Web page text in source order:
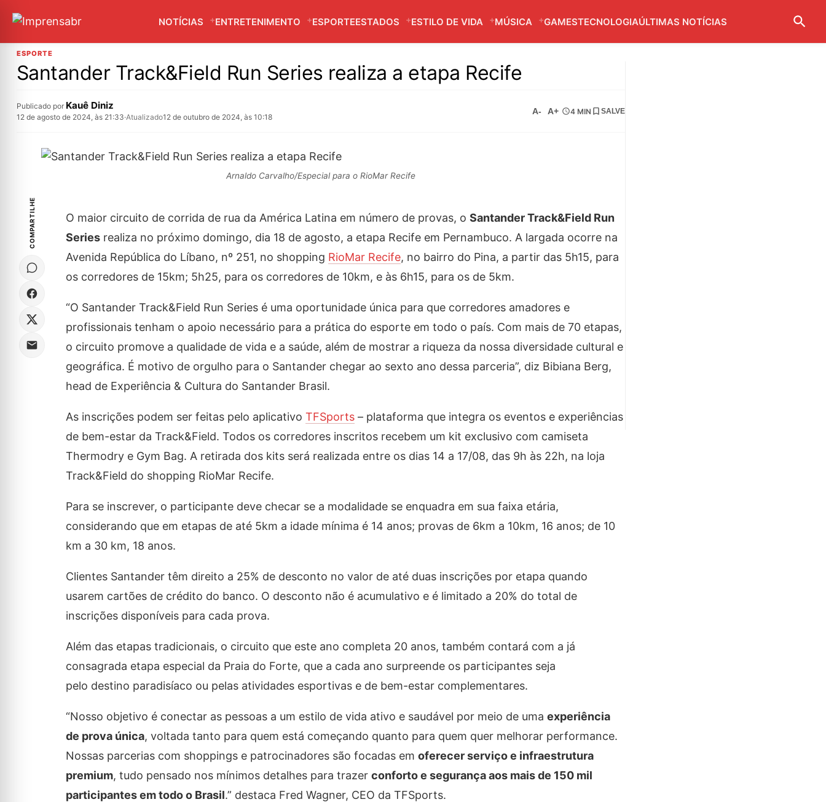
NOTÍCIAS ENTRETENIMENTO ESPORTEESTADOS ESTILO DE VIDA MÚSICA GAMESTECNOLOGIAÚLTIMAS NOTÍCIAS
ESPORTE
Santander Track&Field Run Series realiza a etapa Recife
Publicado por Kauê Diniz
12 de agosto de 2024, às 21:33·Atualizado12 de outubro de 2024, às 10:18
A- A+ 4 MIN SALVE
Arnaldo Carvalho/Especial para o RioMar Recife
COMPARTILHE O maior circuito de corrida de rua da América Latina em número de provas, o Santander Track&Field Run
Seriesrealiza no próximo domingo, dia 18 de agosto, a etapa Recife em Pernambuco. A largada ocorre na
Avenida República do Líbano, nº 251, no shopping RioMar Recife, no bairro do Pina, a partir das 5h15, para
os corredores de 15km; 5h25, para os corredores de 10km, e às 6h15, para os de 5km.
“O Santander Track&Field Run Series é uma oportunidade única para que corredores amadores e
profissionais tenham o apoio necessário para a prática do esporte em todo o país. Com mais de 70 etapas,
o circuito promove a qualidade de vida e a saúde, além de mostrar a riqueza da nossa diversidade cultural e
geográfica. É motivo de orgulho para o Santander chegar ao sexto ano dessa parceria”, diz Bibiana Berg,
head de Experiência & Cultura do Santander Brasil.
As inscrições podem ser feitas pelo aplicativo TFSports– plataforma que integra os eventos e experiências
de bem-estar da Track&Field. Todos os corredores inscritos recebem um kit exclusivo com camiseta
Thermodry e Gym Bag. A retirada dos kits será realizada entre os dias 14 a 17/08, das 9h às 22h, na loja
Track&Field do shopping RioMar Recife.
Para se inscrever, o participante deve checar se a modalidade se enquadra em sua faixa etária,
considerando que em etapas de até 5km a idade mínima é 14 anos; provas de 6km a 10km, 16 anos; de 10
km a 30 km, 18 anos.
Clientes Santander têm direito a 25% de desconto no valor de até duas inscrições por etapa quando
usarem cartões de crédito do banco. O desconto não é acumulativo e é limitado a 20% do total de
inscrições disponíveis para cada prova.
Além das etapas tradicionais, o circuito que este ano completa 20 anos, também contará com a já
consagrada etapa especial da Praia do Forte, que a cada ano surpreende os participantes seja
pelo destino paradisíaco ou pelas atividades esportivas e de bem-estar complementares.
“Nosso objetivo é conectar as pessoas a um estilo de vida ativo e saudável por meio de uma experiência
de prova única, voltada tanto para quem está começando quanto para quem quer melhorar performance.
Nossas parcerias com shoppings e patrocinadores são focadas em oferecer serviço e infraestrutura
premium, tudo pensado nos mínimos detalhes para trazer conforto e segurança aos mais de 150 mil
participantes em todo o Brasil.” destaca Fred Wagner, CEO da TFSports.